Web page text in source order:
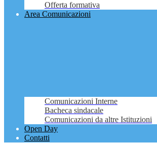
Offerta formativa
Area Comunicazioni
Comunicazioni Interne
Bacheca sindacale
Comunicazioni da altre Istituzioni
Open Day
Contatti